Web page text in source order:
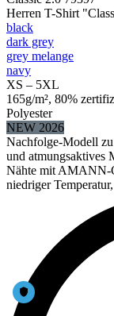
Herren T-Shirt
black
dark grey
grey melange
navy
XS – 5XL
165g/m², 80%
Polyester
NEW 2026
Nachfolge-Modell
und atmungsaktives
Nähte mit AMANN-
niedriger